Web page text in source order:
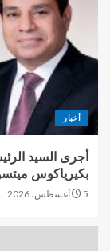
أخبار
أجرى السيد
بكيرياكوس
5 أغسطس، 2026